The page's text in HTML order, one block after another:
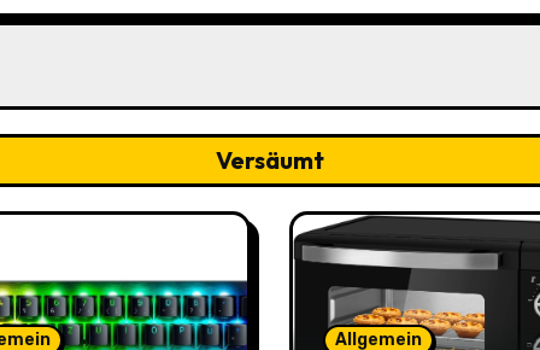
Versäumt
Allgemein